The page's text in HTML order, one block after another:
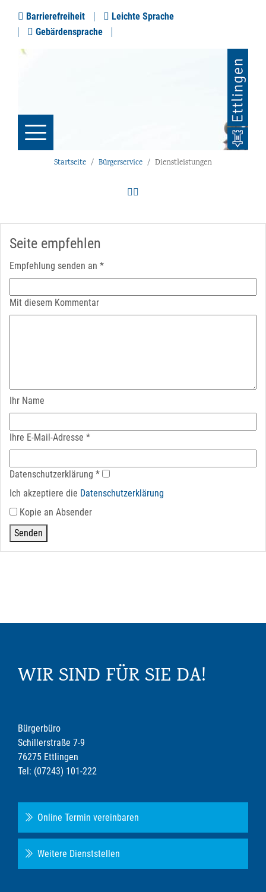
Barrierefreiheit
Leichte Sprache
Gebärdensprache
Startseite Bürgerservice Dienstleistungen
Seite empfehlen
Empfehlung senden an *
Mit diesem Kommentar
Ihr Name
Ihre E-Mail-Adresse *
Datenschutz­erklärung *
Ich akzeptiere die Datenschutz­erklärung
Kopie an Absender
WIR SIND FÜR SIE DA!
Bürgerbüro
Schillerstraße 7-9
76275 Ettlingen
Tel: (07243) 101-222
Online Termin vereinbaren
Weitere Dienststellen